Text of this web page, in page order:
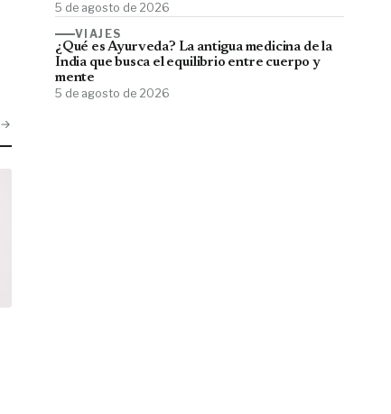
5 de agosto de 2026
VIAJES
¿Qué es Ayurveda? La antigua medicina de la
India que busca el equilibrio entre cuerpo y
mente
5 de agosto de 2026